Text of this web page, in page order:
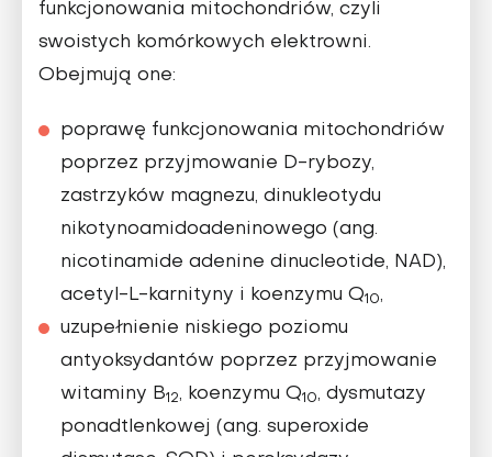
funkcjonowania mitochondriów, czyli
swoistych komórkowych elektrowni.
Obejmują one:
poprawę funkcjonowania mitochondriów
poprzez przyjmowanie D-rybozy,
zastrzyków magnezu, dinukleotydu
nikotynoamidoadeninowego (ang.
nicotinamide adenine dinucleotide, NAD),
acetyl-L-karnityny i koenzymu Q10,
uzupełnienie niskiego poziomu
antyoksydantów poprzez przyjmowanie
witaminy B12, koenzymu Q10, dysmutazy
ponadtlenkowej (ang. superoxide